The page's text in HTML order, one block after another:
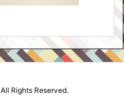
All Rights Reserved.